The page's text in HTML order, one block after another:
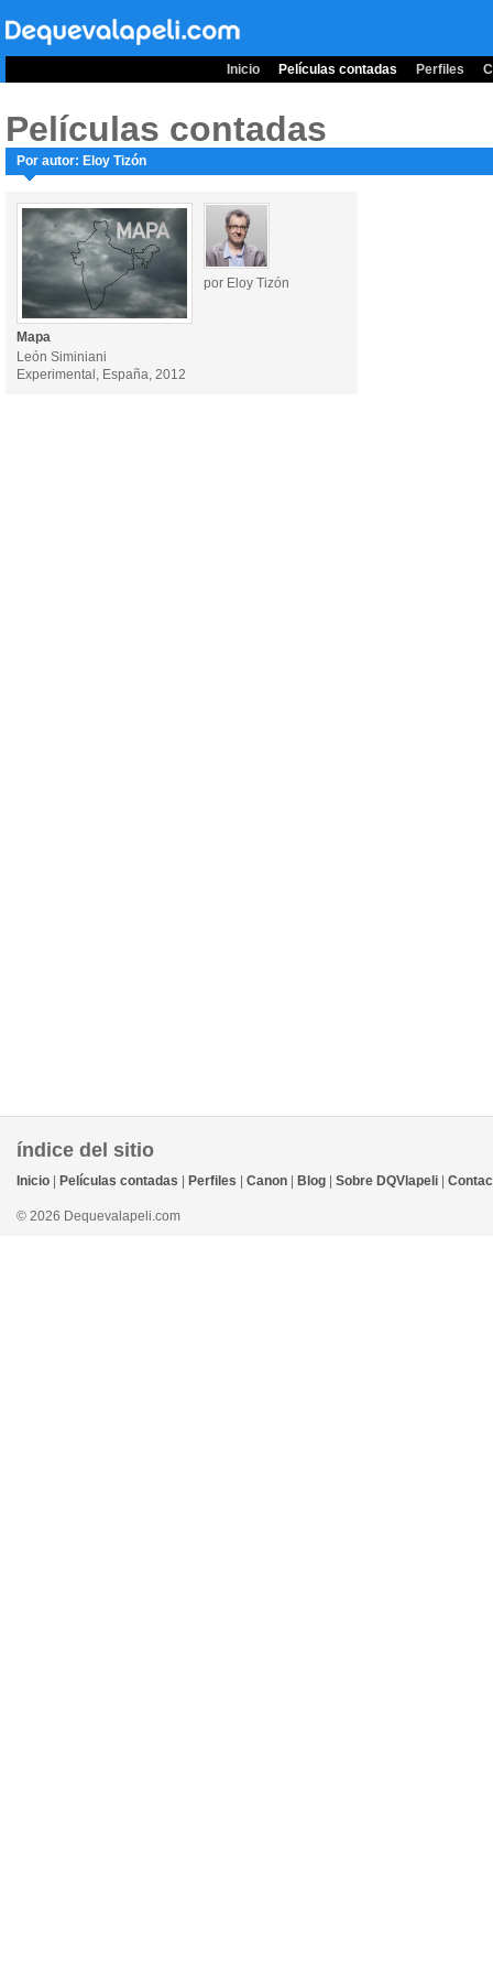
Inicio Películas contadas Perfiles
Películas contadas
Por autor: Eloy Tizón
por Eloy Tizón
Mapa
León Siminiani
Experimental, España, 2012
índice del sitio
Inicio Películas contadas Perfiles Canon Blog Sobre DQVlapeli
© 2026 Dequevalapeli.com